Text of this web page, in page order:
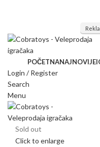
POČETNANAJNOVIJE
Login / Register
Search
Menu
Sold out
Click to enlarge